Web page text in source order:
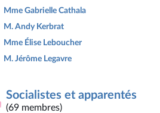
Mme Gabrielle Cathala
M. Andy Kerbrat
Mme Élise Leboucher
M. Jérôme Legavre
Socialistes et apparentés
(69 membres)